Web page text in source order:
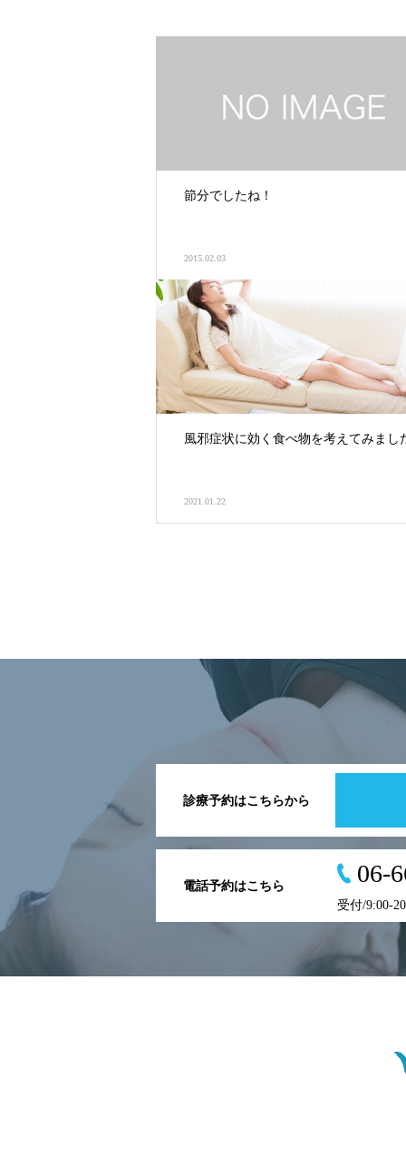
節分でしたね！
2015.02.03
風邪症状に効く食べ物を考えてみまし
2021.01.22
診療予約はこちらから
電話予約はこちら 06-
受付/9:00-